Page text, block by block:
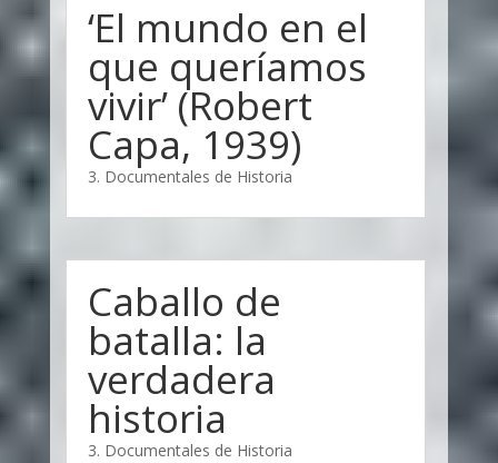
‘El mundo en el
que queríamos
vivir’ (Robert
Capa, 1939)
3. Documentales de Historia
Caballo de
batalla: la
verdadera
historia
3. Documentales de Historia